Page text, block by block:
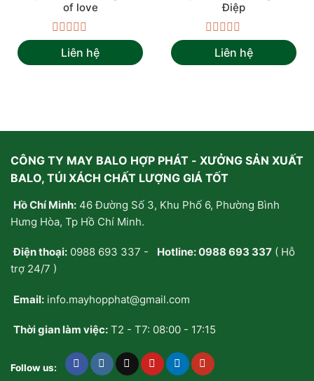
of love
Được
xếp
hạng
Liên hệ
Điệp
Được
xếp
hạng
Liên hệ
CÔNG TY MAY BALO HỢP PHÁT - XƯỞNG SẢN XUẤT
BALO, TÚI XÁCH CHẤT LƯỢNG GIÁ TỐT
Hồ Chí Minh: 46 Đường Số 3, Khu Phố 6, Phường Bình
Hưng Hòa, Tp Hồ Chí Minh.
Điện thoại: 0988 693 337 - Hotline:0988 693 337 ( Hỗ
trợ 24/7 )
Email: info.mayhopphat@gmail.com
Thời gian làm việc: T2 - T7: 08:00 - 17:15
Follow us: